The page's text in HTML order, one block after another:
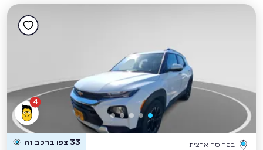
4
בפריסה ארצית 33 צפו ברכב זה